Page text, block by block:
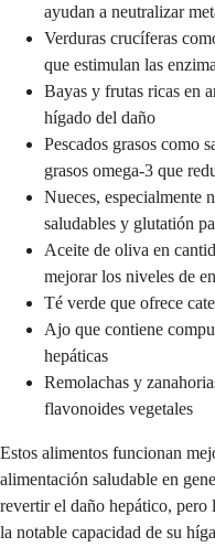
ayudan a neutralizar
Verduras crucíferas
que estimulan las
Bayas y frutas ricas en
hígado del daño
Pescados grasos como
grasos omega-3 que
Nueces, especialmente
saludables y glutatión
Aceite de oliva en
mejorar los niveles de
Té verde que ofrece
Ajo que contiene
hepáticas
Remolachas y
flavonoides vegetales
Estos alimentos funcionan
alimentación saludable en
revertir el daño hepático, pero
la notable capacidad de su